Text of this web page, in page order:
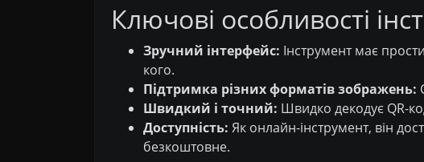
Ключові особливості
Зручний інтерфейс: Інструмент має
кого.
Підтримка різних форматів зображень:
Швидкий і точний: Швидко декодує QR-
Доступність: Як онлайн-інструмент, він
безкоштовне.